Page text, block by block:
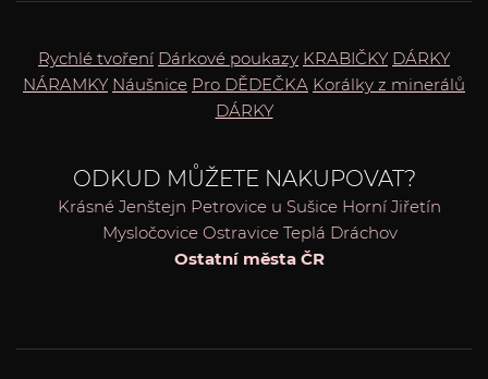
Rychlé tvoření Dárkové poukazy KRABIČKY DÁRKY
NÁRAMKY Náušnice Pro DĚDEČKA Korálky z minerálů
DÁRKY
ODKUD MŮŽETE NAKUPOVAT?
Krásné Jenštejn Petrovice u Sušice Horní Jiřetín
Mysločovice Ostravice Teplá Dráchov
Ostatní města ČR